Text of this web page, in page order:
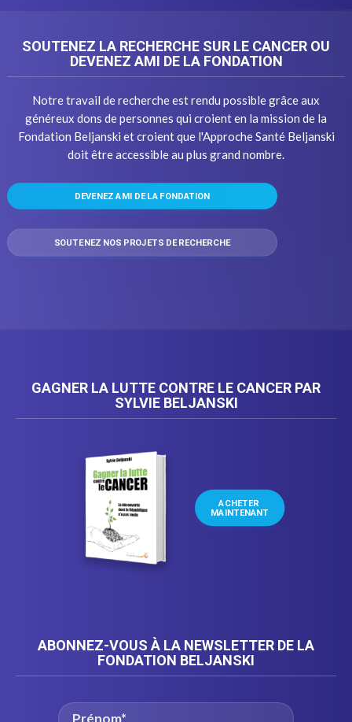
SOUTENEZ LA RECHERCHE SUR LE CANCER OU
DEVENEZ AMI DE LA FONDATION
Notre travail de recherche est rendu possible grâce aux
généreux dons de personnes qui croient en la mission de la
Fondation Beljanski et croient que l'Approche Santé Beljanski
doit être accessible au plus grand nombre.
DEVENEZ AMI DE LA FONDATION
SOUTENEZ NOS PROJETS DE RECHERCHE
GAGNER LA LUTTE CONTRE LE CANCER PAR
SYLVIE BELJANSKI
ACHETER
MAINTENANT
ABONNEZ-VOUS À LA NEWSLETTER DE LA
FONDATION BELJANSKI